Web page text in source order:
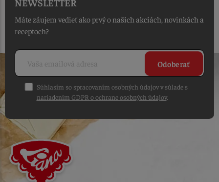
Máte záujem vedieť ako prvý o našich akciách, novinkách a
receptoch?
Odoberať
Súhlasím so spracovaním osobných údajov v súlade s
nariadením GDPR o ochrane osobných údajov.